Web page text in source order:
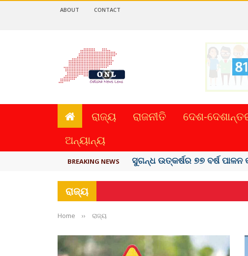
ABOUT CONTACT
ରାଜ୍ୟ ରାଜନୀତି ଦେଶ-
ଅନ୍ୟାନ୍ୟ
BREAKING NEWS ୟୁପିଆଇ ଓ ଅନ୍ୟାନ୍ୟ ଡିଜିଟାଲ୍
ରାଜ୍ୟ
Home ›› ରାଜ୍ୟ